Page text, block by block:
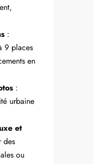
:
9 places
en
:
urbaine
et
des
ou